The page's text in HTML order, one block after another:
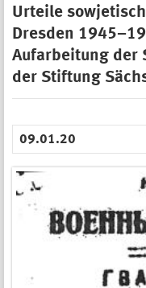
Urteile
Dresden
Aufarbeitung der
der Stiftung
09.01.20